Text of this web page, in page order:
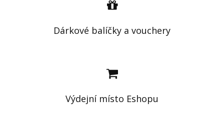
Dárkové balíčky a vouchery
Výdejní místo Eshopu